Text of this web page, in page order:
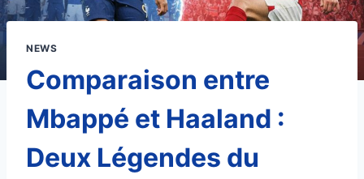
NEWS
Comparaison entre
Mbappé et Haaland :
Deux Légendes du